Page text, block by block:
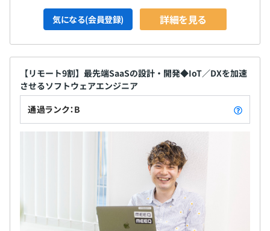
気になる(会員登録) 詳細を見る
【リモート9割】最先端SaaSの設計・開発◆IoT／DXを加速
させるソフトウェアエンジニア
通過ランク：B